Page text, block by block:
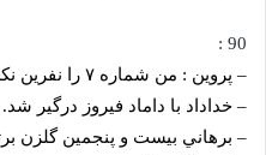
90 :
– پروين : من شماره ۷ را نفرين نكردم.
– خداداد با داماد فيروز درگير شد.
– برهاني بيست و پنجمين گلزن